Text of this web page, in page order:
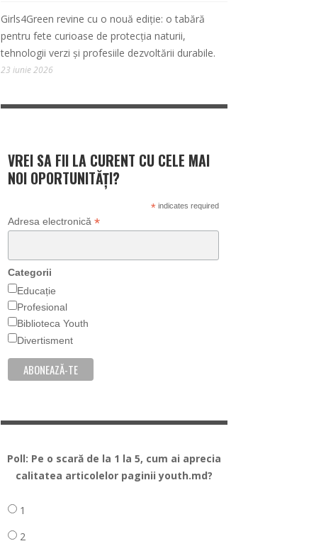
Girls4Green revine cu o nouă ediție: o tabără
pentru fete curioase de protecția naturii,
tehnologii verzi și profesiile dezvoltării durabile.
23 iunie 2026
VREI SA FII LA CURENT CU CELE MAI
NOI OPORTUNITĂȚI?
*indicates required
Adresa electronică *
Categorii
Educație
Profesional
Biblioteca Youth
Divertisment
Poll: Pe o scară de la 1 la 5, cum ai aprecia
calitatea articolelor paginii youth.md?
1
2